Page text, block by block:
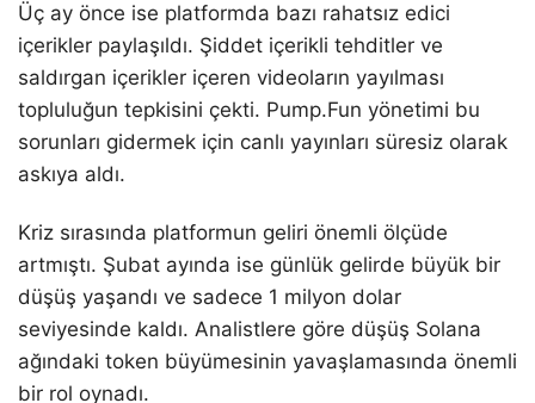
Üç ay önce ise platformda bazı rahatsız edici
içerikler paylaşıldı. Şiddet içerikli tehditler ve
saldırgan içerikler içeren videoların yayılması
topluluğun tepkisini çekti. Pump.Fun yönetimi bu
sorunları gidermek için canlı yayınları süresiz olarak
askıya aldı.
Kriz sırasında platformun geliri önemli ölçüde
artmıştı. Şubat ayında ise günlük gelirde büyük bir
düşüş yaşandı ve sadece 1 milyon dolar
seviyesinde kaldı. Analistlere göre düşüş Solana
ağındaki token büyümesinin yavaşlamasında önemli
bir rol oynadı.